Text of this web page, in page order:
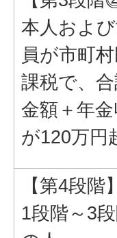
本人およ
員が市町
課税で、
金額＋年
が120万円
【第4段階】
1段階～3